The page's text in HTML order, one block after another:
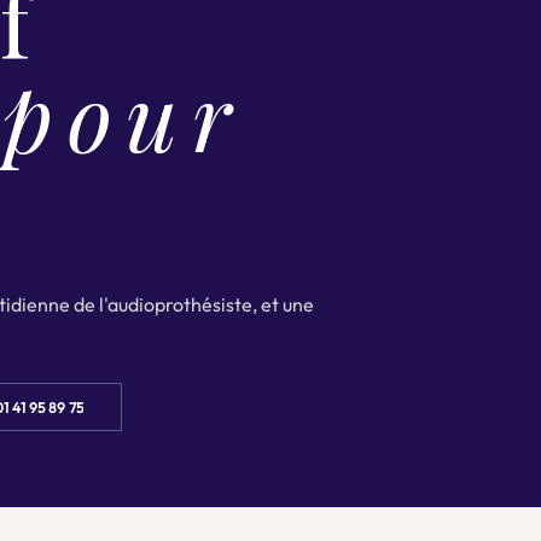
de l'audioprothésiste, et une
41 95 89 75